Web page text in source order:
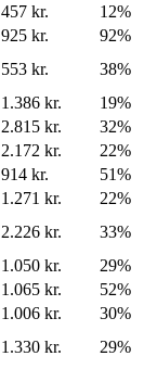
457 kr. 12%
925 kr. 92%
553 kr. 38%
1.386 kr. 19%
2.815 kr. 32%
2.172 kr. 22%
914 kr. 51%
1.271 kr. 22%
2.226 kr. 33%
1.050 kr. 29%
1.065 kr. 52%
1.006 kr. 30%
1.330 kr. 29%